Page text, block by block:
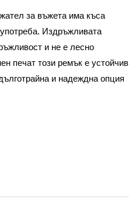
за въжета има къса
Издръжливата
и не е лесно
печат този ремък е устойчив
и надеждна опция